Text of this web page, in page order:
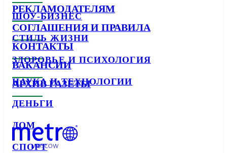
ШОУ-БИЗНЕС
СТИЛЬ ЖИЗНИ
ЗДОРОВЬЕ И ПСИХОЛОГИЯ
НАУКА И ТЕХНОЛОГИИ
ДЕНЬГИ
ДОМ
СПОРТ
РЕКЛАМОДАТЕЛЯМ
СОГЛАШЕНИЯ И ПРАВИЛА
КОНТАКТЫ
ВАКАНСИИ
АРХИВ ГАЗЕТЫ